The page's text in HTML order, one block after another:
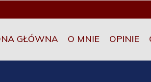
GŁÓWNA O MNIE OPINIE